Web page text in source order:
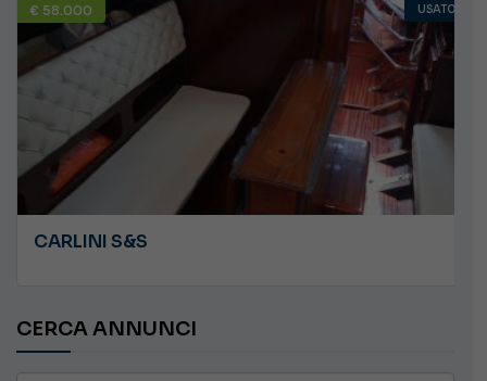
€ 58.000 USATO
CARLINI S&S
CERCA ANNUNCI